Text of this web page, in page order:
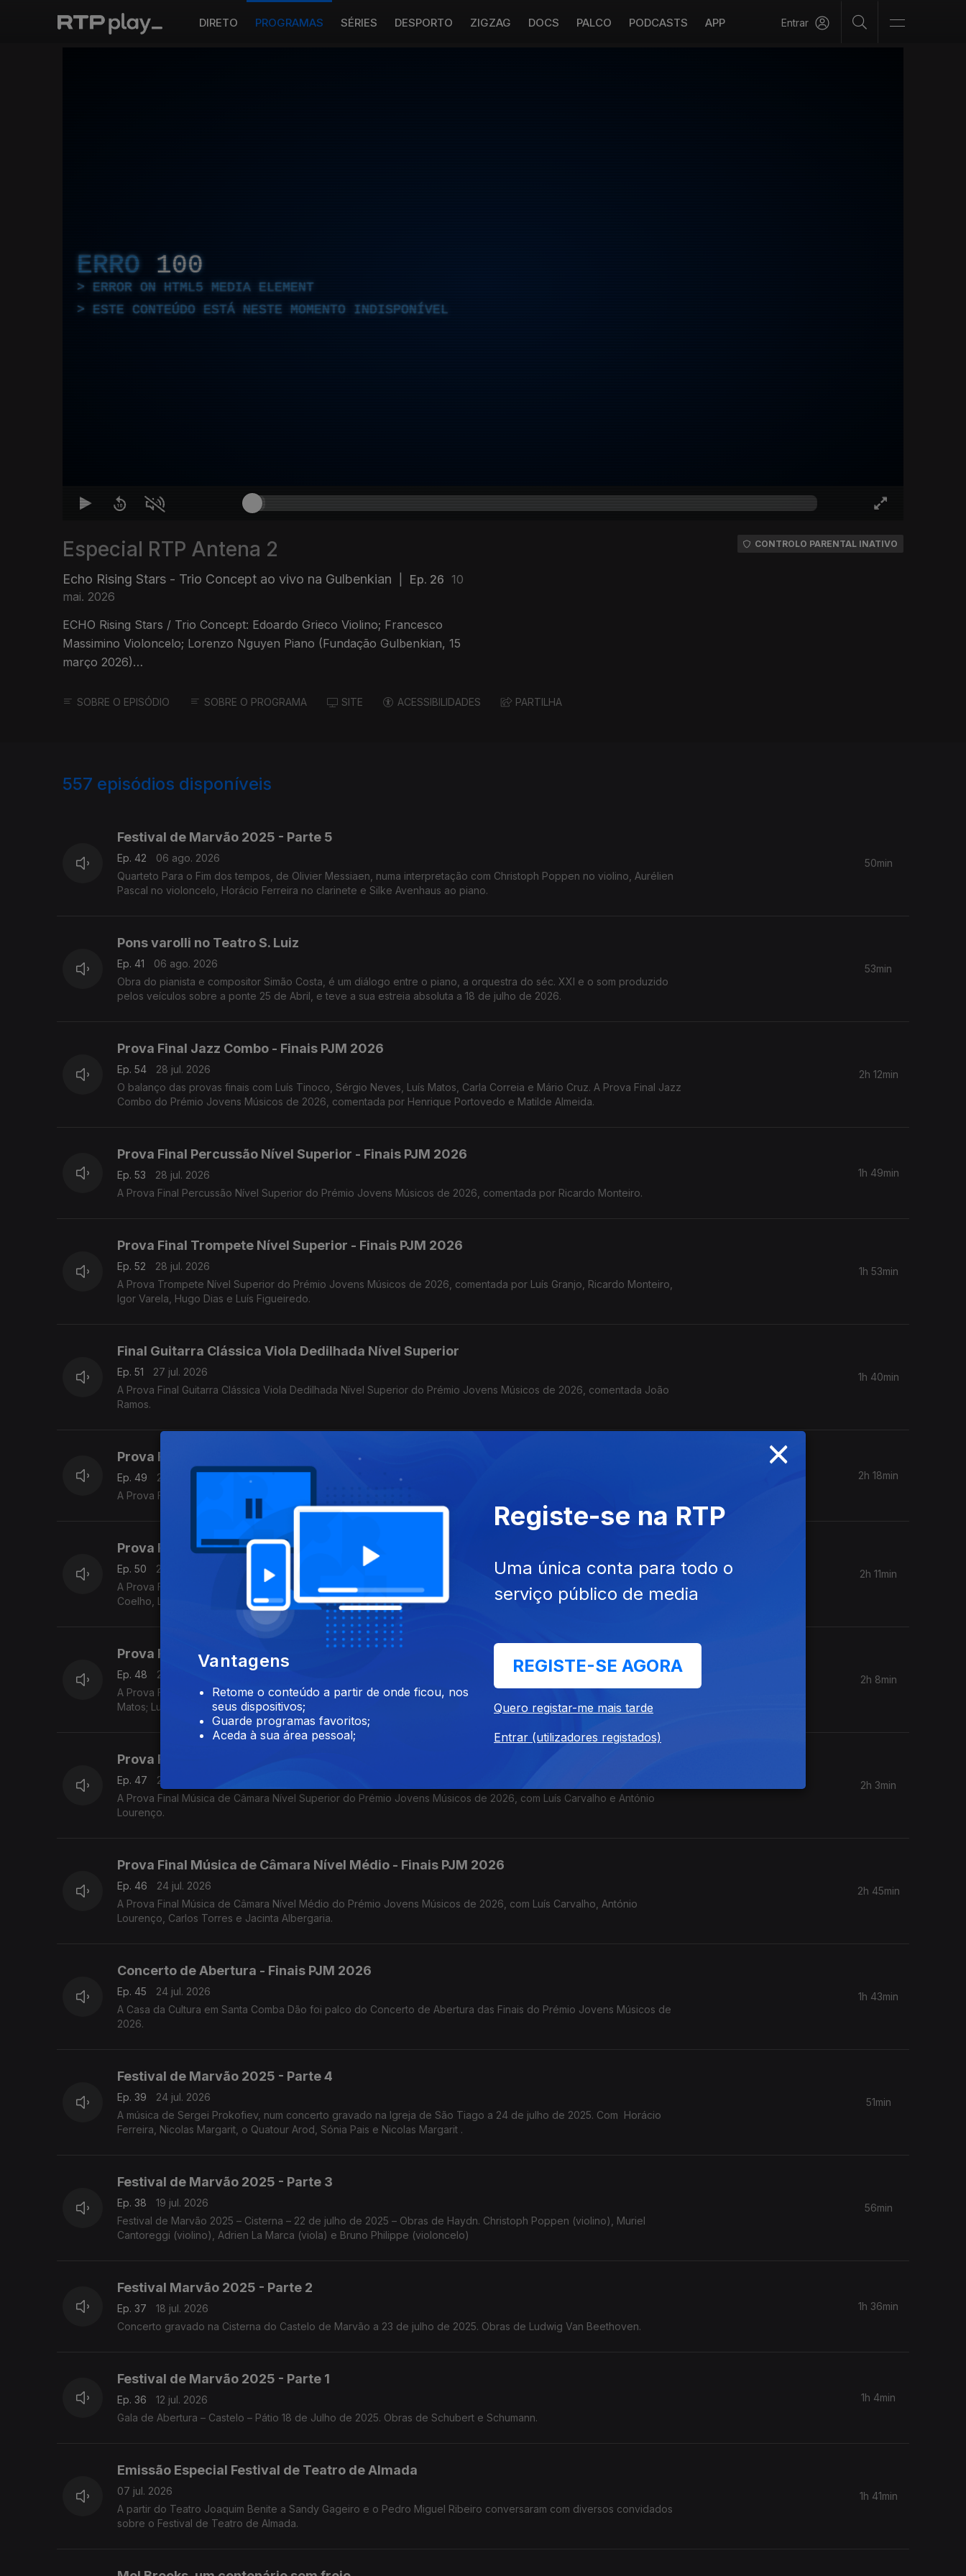
DIRETO PROGRAMAS SÉRIES DESPORTO ZIGZAG DOCS PALCO PODCASTS APP Entrar
ERRO 100
ERROR ON HTML5 MEDIA ELEMENT
ESTE CONTEÚDO ESTÁ NESTE MOMENTO INDISPONÍVEL
Especial RTP Antena 2
Echo Rising Stars - Trio Concept ao vivo na Gulbenkian Ep. 26 10
mai. 2026
ECHO Rising Stars / Trio Concept: Edoardo Grieco Violino; Francesco
Massimino Violoncelo; Lorenzo Nguyen Piano (Fundação Gulbenkian, 15
março 2026)
Ravel
CONTROLO PARENTAL INATIVO
SOBRE O EPISÓDIO SOBRE O PROGRAMA SITE ACESSIBILIDADES PARTILHA
557 episódios disponíveis
Festival de Marvão 2025 - Parte 5
Ep. 42
06 ago. 2026
Quarteto Para o Fim dos tempos, de Olivier Messiaen, numa interpretação com Christoph Poppen no violino, Aurélien
Pascal no violoncelo, Horácio Ferreira no clarinete e Silke Avenhaus ao piano.
50min
Pons varolli no Teatro S. Luiz
Ep. 41
06 ago. 2026
Obra do pianista e compositor Simão Costa, é um diálogo entre o piano, a orquestra do séc. XXI e o som produzido
pelos veículos sobre a ponte 25 de Abril, e teve a sua estreia absoluta a 18 de julho de 2026.
53min
Prova Final Jazz Combo - Finais PJM 2026
Ep. 54
28 jul. 2026
O balanço das provas finais com Luís Tinoco, Sérgio Neves, Luís Matos, Carla Correia e Mário Cruz. A Prova Final Jazz
Combo do Prémio Jovens Músicos de 2026, comentada por Henrique Portovedo e Matilde Almeida.
2h 12min
Prova Final Percussão Nível Superior - Finais PJM 2026
Ep. 53
28 jul. 2026
A Prova Final Percussão Nível Superior do Prémio Jovens Músicos de 2026, comentada por Ricardo Monteiro.
1h 49min
Prova Final Trompete Nível Superior - Finais PJM 2026
Ep. 52
28 jul. 2026
A Prova Trompete Nível Superior do Prémio Jovens Músicos de 2026, comentada por Luís Granjo, Ricardo Monteiro,
Igor Varela, Hugo Dias e Luís Figueiredo.
1h 53min
Final Guitarra Clássica Viola Dedilhada Nível Superior
Ep. 51
27 jul. 2026
A Prova Final Guitarra Clássica Viola Dedilhada Nível Superior do Prémio Jovens Músicos de 2026, comentada João
Ramos.
1h 40min
Prova Final Violoncelo Nível Superior - Finais PJM 2026
Ep. 49
26 jul. 2026
A Prova Final Violoncelo Nível Superior do Prémio Jovens Músicos de 2026, com os comentários Diogo Martins.
2h 18min
Prova Final de Flauta Nível Médio
Ep. 50
26 jul. 2026
A Prova Final de Flauta Nível Médio do Prémio Jovens Músicos de 2026, comentada por Mafalda Carvalho, Leonardo
Coelho, Luís Matos, Pompeu José, Rafael Mota e o vencedor Dinis Cabrita.
2h 11min
Prova Final Contrabaixo Nível Médio- Finais PJM 2026
Ep. 48
25 jul. 2026
A Prova Final Contrabaixo Nível Médio do Prémio Jovens Músicos de 2026, com os comentários de Hugo Correia, Inês
Matos; Luís Nunes, Sónia Pais e o vencedor Gonçalo Rebelo.
2h 8min
Prova Final Música de Câmara Nível Superior - Finais PJM 2026
Ep. 47
25 jul. 2026
A Prova Final Música de Câmara Nível Superior do Prémio Jovens Músicos de 2026, com Luís Carvalho e António
Lourenço.
2h 3min
Prova Final Música de Câmara Nível Médio - Finais PJM 2026
Ep. 46
24 jul. 2026
A Prova Final Música de Câmara Nível Médio do Prémio Jovens Músicos de 2026, com Luís Carvalho, António
Lourenço, Carlos Torres e Jacinta Albergaria.
2h 45min
Concerto de Abertura - Finais PJM 2026
Ep. 45
24 jul. 2026
A Casa da Cultura em Santa Comba Dão foi palco do Concerto de Abertura das Finais do Prémio Jovens Músicos de
2026.
1h 43min
Festival de Marvão 2025 - Parte 4
Ep. 39
24 jul. 2026
A música de Sergei Prokofiev, num concerto gravado na Igreja de São Tiago a 24 de julho de 2025. Com Horácio
Ferreira, Nicolas Margarit, o Quatour Arod, Sónia Pais e Nicolas Margarit .
51min
Festival de Marvão 2025 - Parte 3
Ep. 38
19 jul. 2026
Festival de Marvão 2025 – Cisterna – 22 de julho de 2025 – Obras de Haydn. Christoph Poppen (violino), Muriel
Cantoreggi (violino), Adrien La Marca (viola) e Bruno Philippe (violoncelo)
56min
Festival Marvão 2025 - Parte 2
Ep. 37
18 jul. 2026
Concerto gravado na Cisterna do Castelo de Marvão a 23 de julho de 2025. Obras de Ludwig Van Beethoven.
1h 36min
Festival de Marvão 2025 - Parte 1
Ep. 36
12 jul. 2026
Gala de Abertura – Castelo – Pátio 18 de Julho de 2025. Obras de Schubert e Schumann.
1h 4min
Emissão Especial Festival de Teatro de Almada
07 jul. 2026
A partir do Teatro Joaquim Benite a Sandy Gageiro e o Pedro Miguel Ribeiro conversaram com diversos convidados
sobre o Festival de Teatro de Almada.
1h 41min
×
Vantagens
Retome o conteúdo a partir de onde ficou, nos
seus dispositivos;
Guarde programas favoritos;
Aceda à sua área pessoal;
Registe-se na RTP
Uma única conta para todo o
serviço público de media
REGISTE-SE AGORA
Quero registar-me mais tarde
Entrar (utilizadores registados)